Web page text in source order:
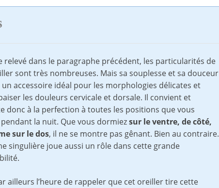
relevé dans le paragraphe précédent, les particularités de
sont très nombreuses. Mais sa souplesse et sa douceur
accessoire idéal pour les morphologies délicates et
les douleurs cervicale et dorsale. Il convient et
donc à la perfection à toutes les positions que vous
la nuit. Que vous dormiezsur le ventre, de côté,
sur le dos, il ne se montre pas gênant. Bien au contraire.
singulière joue aussi un rôle dans cette grande
ailleurs l’heure de rappeler que cet oreiller tire cette